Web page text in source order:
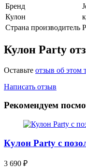
Бренд
Кулон
Страна производитель
Кулон Party
Оставьте отзыв об этом
Написать отзыв
Рекомендуем
Кулон Party с
3 690 ₽